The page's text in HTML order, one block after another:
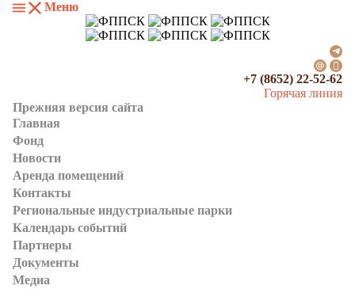
Меню
+7 (8652) 22-52-62
Горячая линия
Прежняя версия сайта
Главная
Фонд
Новости
Аренда помещений
Контакты
Региональные индустриальные парки
Календарь событий
Партнеры
Документы
Медиа